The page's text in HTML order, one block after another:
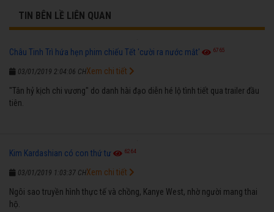
TIN BÊN LỀ LIÊN QUAN
Châu Tinh Trì hứa hẹn phim chiếu Tết 'cười ra nước mắt' 6765
03/01/2019 2:04:06 CH
"Tân hỷ kịch chi vương" do danh hài đạo diễn hé lộ tình tiết qua trailer đầu
tiên.
Xem chi tiết
Kim Kardashian có con thứ tư 6264
03/01/2019 1:03:37 CH
Ngôi sao truyền hình thực tế và chồng, Kanye West, nhờ người mang thai
hộ.
Xem chi tiết